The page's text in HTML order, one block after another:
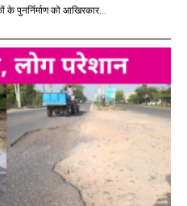
पुनर्निर्माण को आखिरकार...